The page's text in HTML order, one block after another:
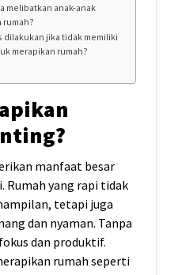
melibatkan anak-anak
rumah?
dilakukan jika tidak memiliki
merapikan rumah?
manfaat besar
Rumah yang rapi tidak
tetapi juga
dan nyaman. Tanpa
dan produktif.
rumah seperti